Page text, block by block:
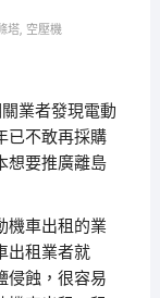
塔, 空壓機
業者發現電動
已不敢再採購
想要推廣離島
機車出租的業
出租業者就
侵蝕，很容易